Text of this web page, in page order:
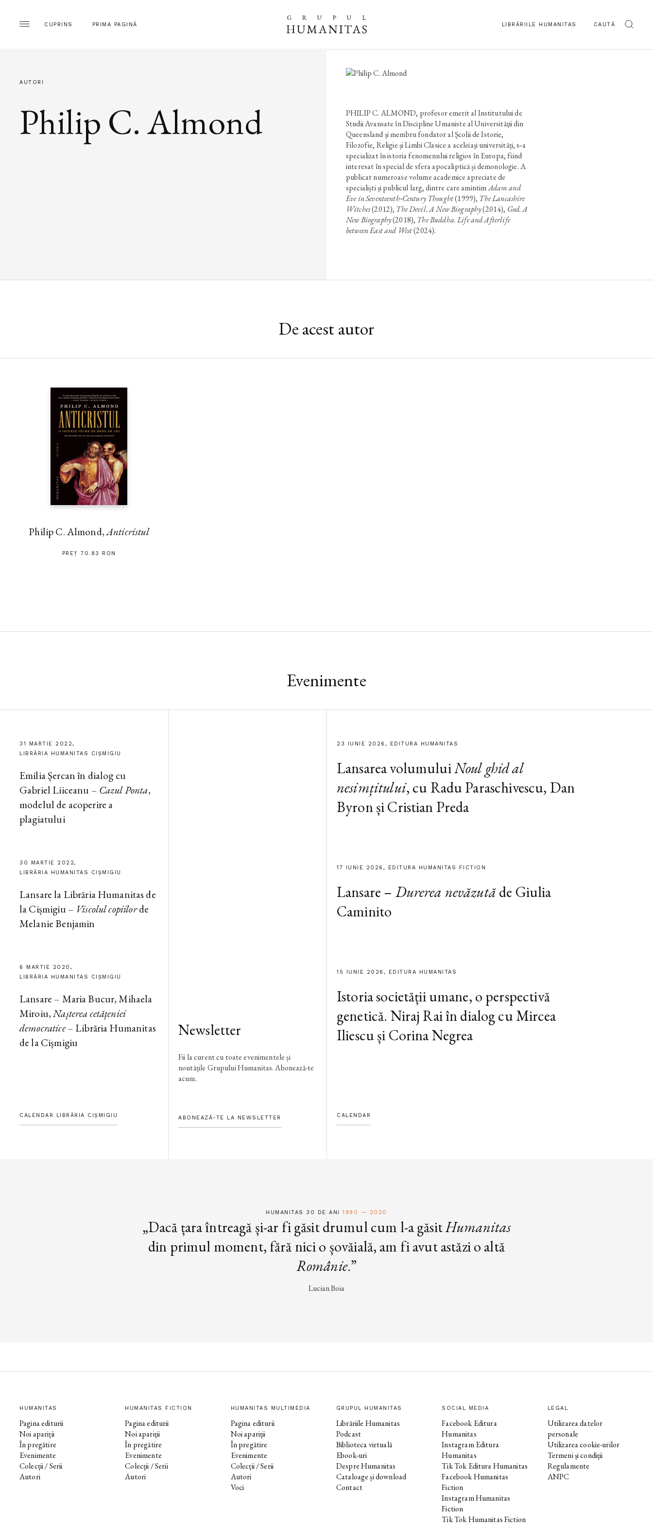
CUPRINS PRIMA PAGINĂ LIBRĂRIILE HUMANITAS CAUTĂ
AUTORI
Philip C. Almond
PHILIP C. ALMOND, profesor emerit al Institutului de
Studii Avansate în Discipline Umaniste al Universității din
Queensland și membru fondator al Școlii de Istorie,
Filozofie, Religie și Limbi Clasice a aceleiași universități, s‑a
specializat în istoria fenomenului religios în Europa, fiind
interesat în special de sfera apocaliptică și demonologie. A
publicat numeroase volume academice apreciate de
specialiști și publicul larg, dintre care amintimAdam and
Eve in Seventeenth‑Century Thought(1999), The Lancashire
Witches(2012), The Devil. A New Biography(2014), God. A
New Biography(2018), The Buddha. Life and Afterlife
between East and West(2024).
De acest autor
Philip C. Almond,Anticristul
PREȚ 70.83 RON
Evenimente
23 IUNIE 2026, EDITURA HUMANITAS
Lansarea volumuluiNoul ghid al
nesimțitului, cu Radu Paraschivescu, Dan
Byron și Cristian Preda
17 IUNIE 2026, EDITURA HUMANITAS FICTION
Lansare – Durerea nevăzutăde Giulia
Caminito
15 IUNIE 2026, EDITURA HUMANITAS
Istoria societății umane, o perspectivă
genetică. Niraj Rai în dialog cu Mircea
Iliescu și Corina Negrea
CALENDAR
31 MARTIE 2022,
LIBRĂRIA HUMANITAS CIȘMIGIU
Emilia Șercan în dialog cu
Gabriel Liiceanu – Cazul Ponta,
modelul de acoperire a
plagiatului
30 MARTIE 2022,
LIBRĂRIA HUMANITAS CIȘMIGIU
Lansare la Librăria Humanitas de
la Cișmigiu – Viscolul copiilorde
Melanie Benjamin
6 MARTIE 2020,
LIBRĂRIA HUMANITAS CIȘMIGIU
Lansare – Maria Bucur, Mihaela
Miroiu,Nașterea cetățeniei
democratice– Librăria Humanitas
de la Cișmigiu
CALENDAR LIBRĂRIA CIȘMIGIU
Newsletter
Fii la curent cu toate evenimentele și
noutățile Grupului Humanitas. Abonează-te
acum.
ABONEAZĂ-TE LA NEWSLETTER
HUMANITAS 30 DE ANI1990 — 2020
„Dacă țara întreagă și-ar fi găsit drumul cum l-a găsitHumanitas
din primul moment, fără nici o șovăială, am fi avut astăzi o altă
Românie.”
Lucian Boia
HUMANITAS
Pagina editurii
Noi apariții
În pregătire
Evenimente
Colecții / Serii
Autori
HUMANITAS FICTION
Pagina editurii
Noi apariții
În pregătire
Evenimente
Colecții / Serii
Autori
HUMANITAS MULTIMEDIA
Pagina editurii
Noi apariții
În pregătire
Evenimente
Colecții / Serii
Autori
Voci
GRUPUL HUMANITAS
Librăriile Humanitas
Podcast
Biblioteca virtuală
Ebook-uri
Despre Humanitas
Cataloage și download
Contact
SOCIAL MEDIA
Facebook Editura
Humanitas
Instagram Editura
Humanitas
Tik Tok Editura Humanitas
Facebook Humanitas
Fiction
Instagram Humanitas
Fiction
Tik Tok Humanitas Fiction
LEGAL
Utilizarea datelor
personale
Utilizarea cookie-urilor
Termeni și condiții
Regulamente
ANPC